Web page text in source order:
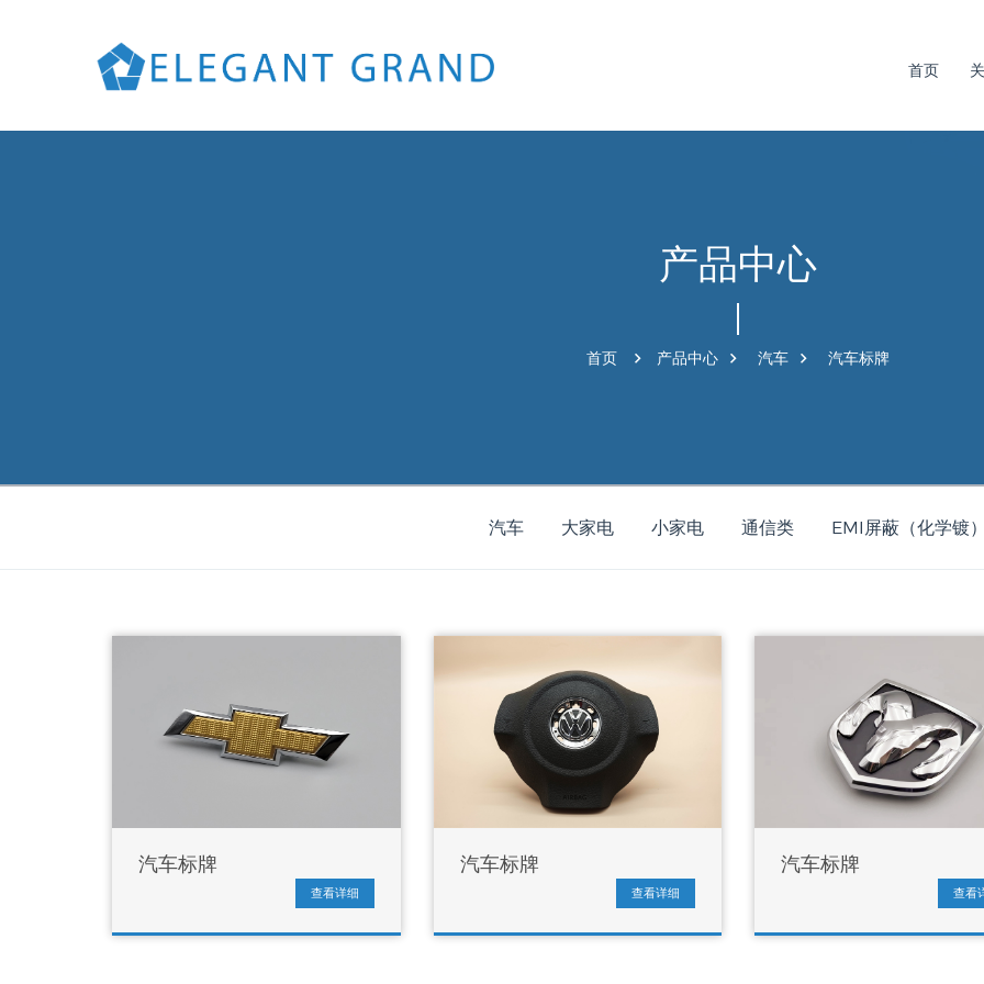
首页
产品中心
首页 产品中心 汽车 汽车标牌
汽车 大家电 小家电 通信类 EMI屏蔽（化学镀
汽车标牌
查看详细
汽车标牌
查看详细
汽车标牌
查看